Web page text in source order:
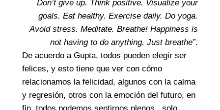
Don’t give up. Think positive. Visualize your
goals. Eat healthy. Exercise daily. Do yoga.
Avoid stress. Meditate. Breathe! Happiness is
not having to do anything. Just breathe”.
De acuerdo a Gupta, todos pueden elegir ser
felices, y esto tiene que ver con cómo
relacionamos la felicidad, algunos con la calma
y regresión, otros con la emoción del futuro, en